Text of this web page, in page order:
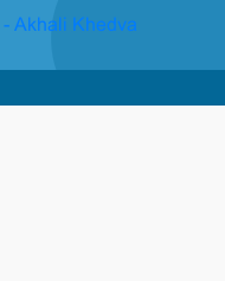
Akhali Khedva